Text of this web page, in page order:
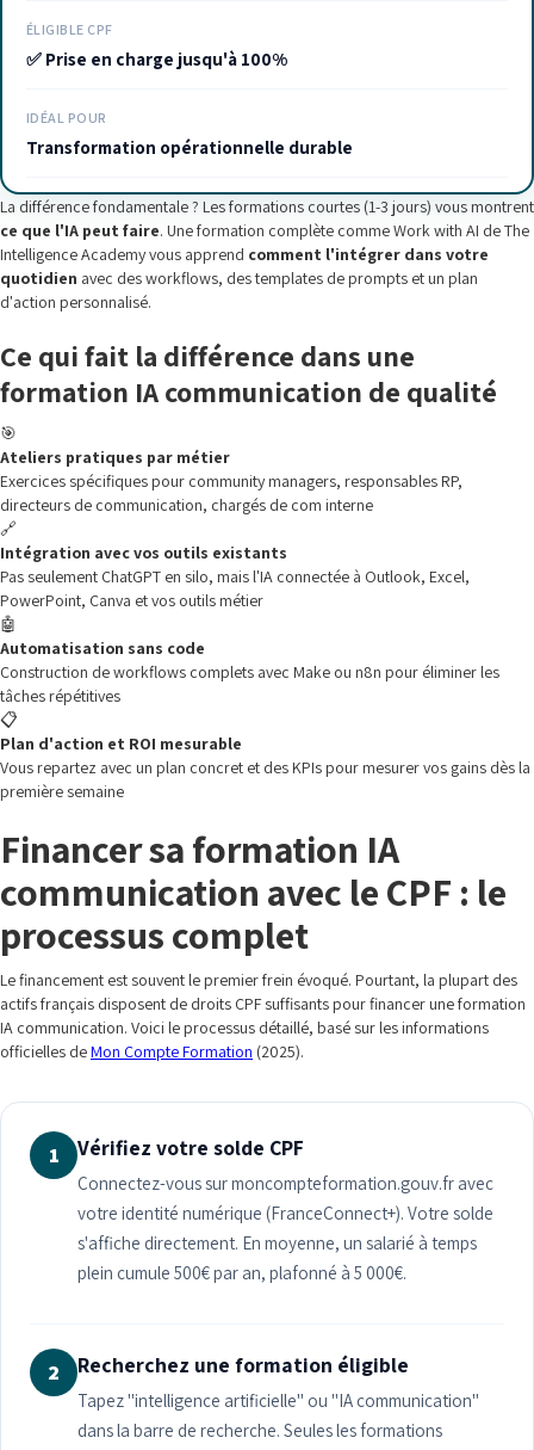
ÉLIGIBLE CPF
✅ Prise en charge jusqu'à 100%
IDÉAL POUR
Transformation opérationnelle durable
La différence fondamentale ? Les formations courtes (1-3 jours) vous montrent
ce que l'IA peut faire. Une formation complète comme Work with AI de The
Intelligence Academy vous apprend comment l'intégrer dans votre
quotidien avec des workflows, des templates de prompts et un plan
d'action personnalisé.
Ce qui fait la différence dans une
formation IA communication de qualité
🎯
Ateliers pratiques par métier
Exercices spécifiques pour community managers, responsables RP,
directeurs de communication, chargés de com interne
🔗
Intégration avec vos outils existants
Pas seulement ChatGPT en silo, mais l'IA connectée à Outlook, Excel,
PowerPoint, Canva et vos outils métier
🤖
Automatisation sans code
Construction de workflows complets avec Make ou n8n pour éliminer les
tâches répétitives
📋
Plan d'action et ROI mesurable
Vous repartez avec un plan concret et des KPIs pour mesurer vos gains dès la
première semaine
Financer sa formation IA
communication avec le CPF : le
processus complet
Le financement est souvent le premier frein évoqué. Pourtant, la plupart des
actifs français disposent de droits CPF suffisants pour financer une formation
IA communication. Voici le processus détaillé, basé sur les informations
officielles deMon Compte Formation (2025).
1 Vérifiez votre solde CPF
Connectez-vous sur moncompteformation.gouv.fr avec
votre identité numérique (FranceConnect+). Votre solde
s'affiche directement. En moyenne, un salarié à temps
plein cumule 500€ par an, plafonné à 5 000€.
2 Recherchez une formation éligible
Tapez "intelligence artificielle" ou "IA communication"
dans la barre de recherche. Seules les formations